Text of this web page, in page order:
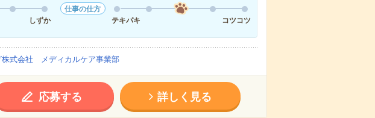
しずか
仕事の仕方
テキパキ
コツコツ
株式会社 メディカルケア事業部
応募する 詳しく見る